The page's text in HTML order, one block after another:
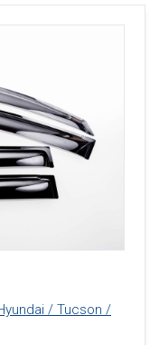
/ Tucson /